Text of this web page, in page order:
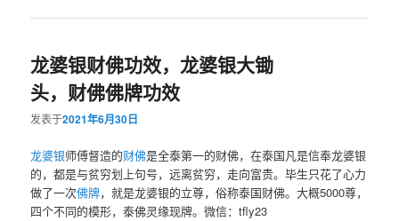
龙婆银财佛功效，龙婆银大锄
头，财佛佛牌功效
发表于2021年6月30日
龙婆银师傅督造的财佛是全泰第一的财佛，在泰国凡是信奉龙婆银
的，都是与贫穷划上句号，远离贫穷，走向富贵。毕生只花了心力
做了一次佛牌，就是龙婆银的立尊，俗称泰国财佛。大概5000尊，
四个不同的模形，泰佛灵缘现牌。微信：tfly23